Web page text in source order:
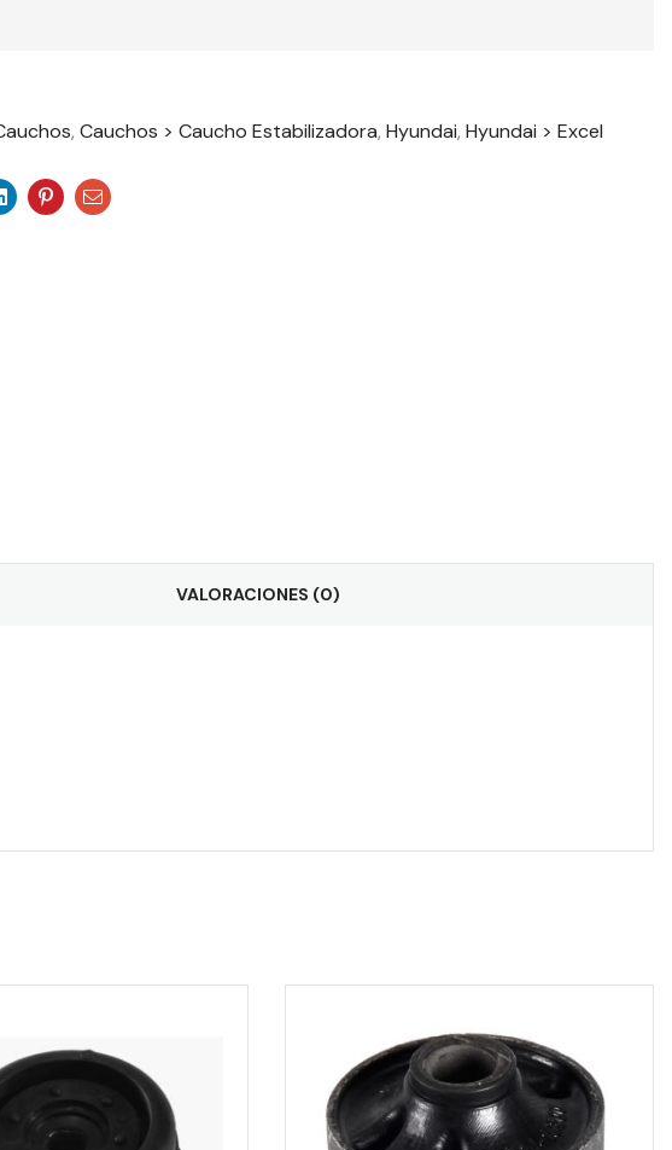
,Cauchos > Caucho Estabilizadora,Hyundai,Hyundai > Excel
LinkedinPinterest
Email
VALORACIONES (0)